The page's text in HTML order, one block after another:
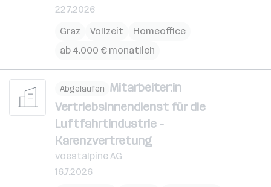
22.7.2026
Graz
Vollzeit
Homeoffice
ab 4.000 € monatlich
Abgelaufen Mitarbeiter:in
Vertriebsinnendienst für die
Luftfahrtindustrie -
Karenzvertretung
voestalpine AG
16.7.2026